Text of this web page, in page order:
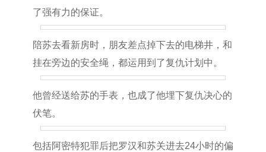
了强有力的保证。
陪苏去看新房时，朋友差点掉下去的电梯井，和
挂在旁边的安全绳，都运用到了复仇计划中。
他曾经送给苏的手表，也成了他埋下复仇决心的
伏笔。
包括阿密特犯罪后把罗汉和苏关进去24小时的偏